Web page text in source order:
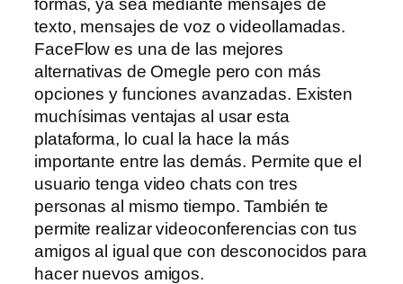
texto, mensajes de voz o videollamadas.
FaceFlow es una de las mejores
alternativas de Omegle pero con más
opciones y funciones avanzadas. Existen
muchísimas ventajas al usar esta
plataforma, lo cual la hace la más
importante entre las demás. Permite que el
usuario tenga video chats con tres
personas al mismo tiempo. También te
permite realizar videoconferencias con tus
amigos al igual que con desconocidos para
hacer nuevos amigos.